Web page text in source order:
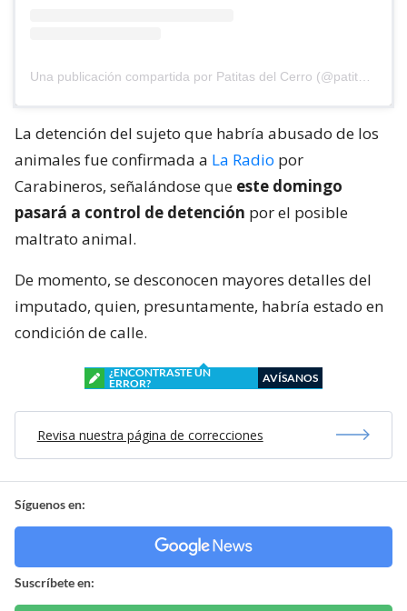
La detención del sujeto que habría abusado de los
animales fue confirmada a La Radio por
Carabineros, señalándose que este domingo
pasará a control de detención por el posible
maltrato animal.
De momento, se desconocen mayores detalles del
imputado, quien, presuntamente, habría estado en
condición de calle.
¿ENCONTRASTE UN
ERROR?
AVÍSANOS
Revisa nuestra página de correcciones
Síguenos en:
Suscríbete en: